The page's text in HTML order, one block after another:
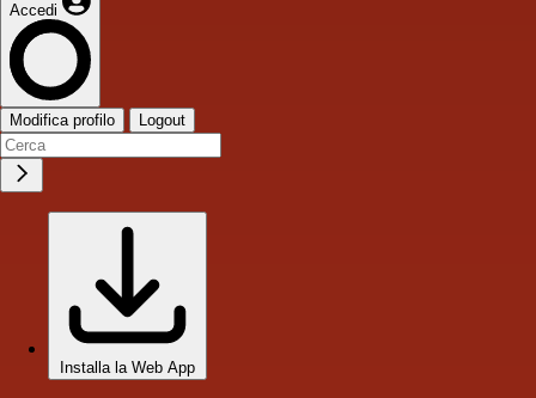
Accedi
Modifica profilo Logout
Installa la Web App